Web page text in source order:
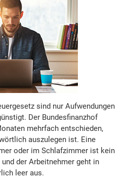
sind nur Aufwendungen
Der Bundesfinanzhof
mehrfach entschieden,
auszulegen ist. Eine
oder im Schlafzimmer ist kein
der Arbeitnehmer geht in
leer aus.